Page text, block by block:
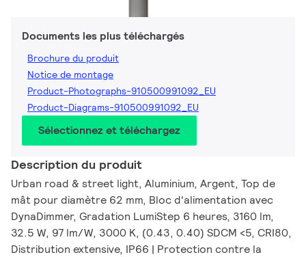
Documents les plus téléchargés
Brochure du produit
Notice de montage
Product-Photographs-910500991092_EU
Product-Diagrams-910500991092_EU
Sélectionnez et téléchargez
Description du produit
Urban road & street light, Aluminium, Argent, Top de
mât pour diamètre 62 mm, Bloc d'alimentation avec
DynaDimmer, Gradation LumiStep 6 heures, 3160 lm,
32.5 W, 97 lm/W, 3000 K, (0.43, 0.40) SDCM <5, CRI80,
Distribution extensive, IP66 | Protection contre la